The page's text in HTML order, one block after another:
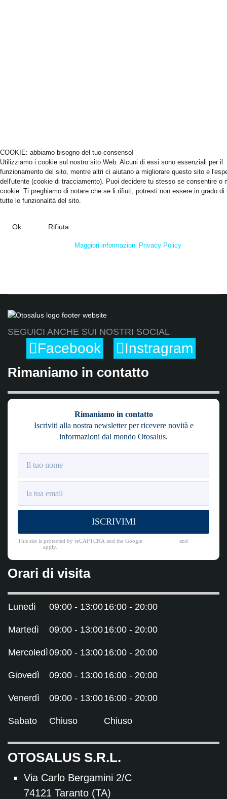
SEGUICI ANCHE SUI NOSTRI SOCIAL
Facebook Instragram
Rimaniamo in contatto
Rimaniamo in contatto
Iscriviti alla nostra newsletter per ricevere novità e
informazioni dal mondo Otosalus.
ISCRIVIMI
This site is protected by reCAPTCHA and the Google and
apply.
Orari di visita
Lunedì 09:00 - 13:0016:00 - 20:00
Martedì 09:00 - 13:0016:00 - 20:00
Mercoledì09:00 - 13:0016:00 - 20:00
Giovedì 09:00 - 13:0016:00 - 20:00
Venerdì 09:00 - 13:0016:00 - 20:00
Sabato Chiuso Chiuso
OTOSALUS S.R.L.
Via Carlo Bergamini 2/C
74121 Taranto (TA)
COOKIE: abbiamo bisogno del tuo consenso!
Utilizziamo i cookie sul nostro sito Web. Alcuni di essi sono essenziali per il
funzionamento del sito, mentre altri ci aiutano a migliorare questo sito e
dell'utente (cookie di tracciamento). Puoi decidere tu stesso se consentire o
cookie. Ti preghiamo di notare che se li rifiuti, potresti non essere in grado di
tutte le funzionalità del sito.
Ok Rifiuta
Maggiori informazioni Privacy Policy